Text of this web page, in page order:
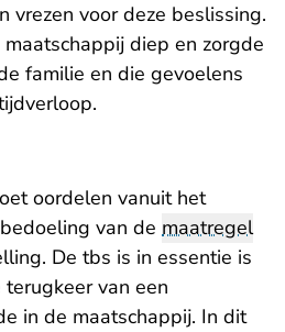
vrezen voor deze beslissing.
diep en zorgde
familie en die gevoelens
oordelen vanuit het
van de maatregel
De tbs is in essentie is
van een
in de maatschappij. In dit